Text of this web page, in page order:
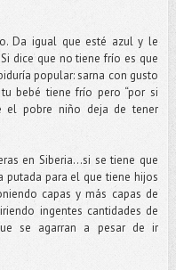
Da igual que esté azul y le
dice que no tiene frío es que
popular: sarna con gusto
bebé tiene frío pero “por si
el pobre niño deja de tener
en Siberia...si se tiene que
putada para el que tiene hijos
capas y más capas de
ingentes cantidades de
se agarran a pesar de ir